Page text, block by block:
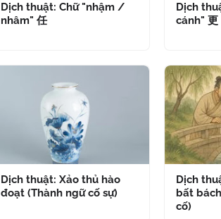
Dịch thuật: Chữ "nhậm /
nhâm" 任
Dịch
cánh" 更
Dịch thuật: Xảo thủ hào
đoạt (Thành ngữ cố sự)
Dịch
bất
cố)